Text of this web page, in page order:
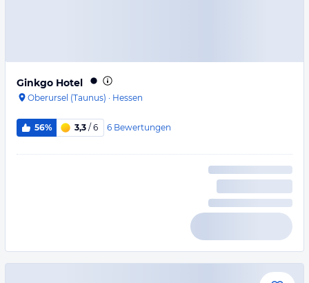
Ginkgo Hotel
Oberursel (Taunus) · Hessen
56% 3,3 / 6 6 Bewertungen